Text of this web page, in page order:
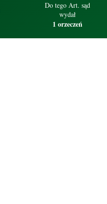
Do tego Art. sąd
wydał
1 orzeczeń